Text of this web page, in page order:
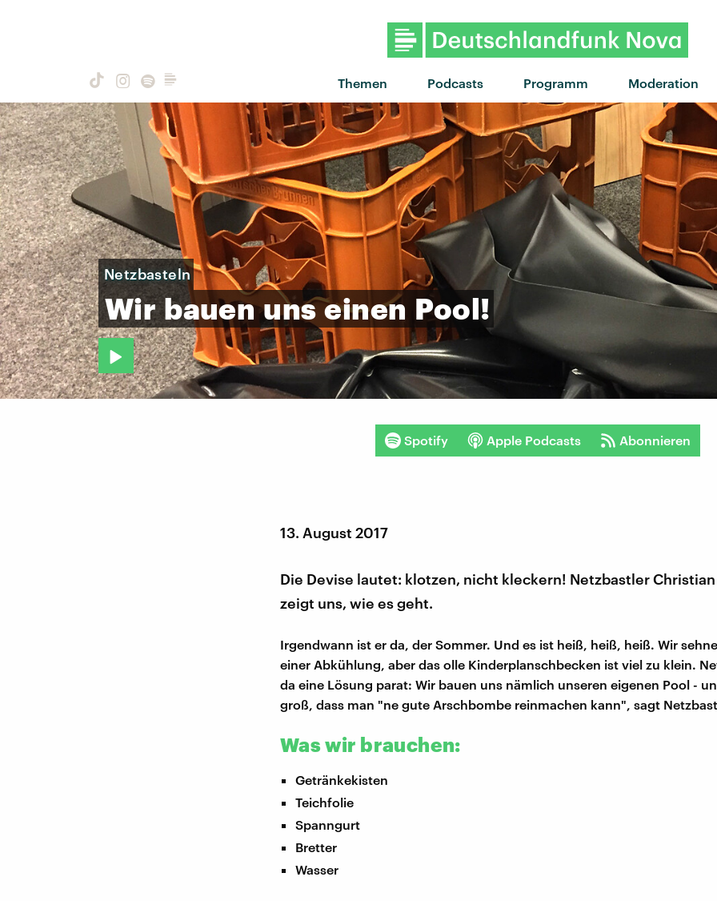
Themen Podcasts Programm Moderation
"Linker Haken" von MIA. ·
Netzbasteln
Wir bauen uns einen Pool!
Spotify Apple Podcasts Abonnieren
13. August 2017
Die Devise lautet: klotzen, nicht kleckern! Netzbastler
zeigt uns, wie es geht.
Irgendwann ist er da, der Sommer. Und es ist heiß, heiß, heiß. Wir
einer Abkühlung, aber das olle Kinderplanschbecken ist viel zu klein.
da eine Lösung parat: Wir bauen uns nämlich unseren eigenen Pool -
groß, dass man "ne gute Arschbombe reinmachen kann", sagt
Was wir brauchen:
Getränkekisten
Teichfolie
Spanngurt
Bretter
Wasser